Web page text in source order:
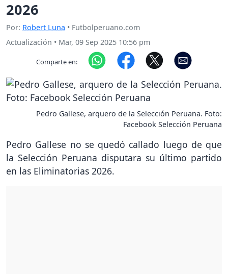
2026
Por: Robert Luna • Futbolperuano.com
Actualización • Mar, 09 Sep 2025 10:56 pm
Comparte en:
Pedro Gallese, arquero de la Selección Peruana. Foto:
Facebook Selección Peruana
Pedro Gallese no se quedó callado luego de que
la Selección Peruana disputara su último partido
en las Eliminatorias 2026.